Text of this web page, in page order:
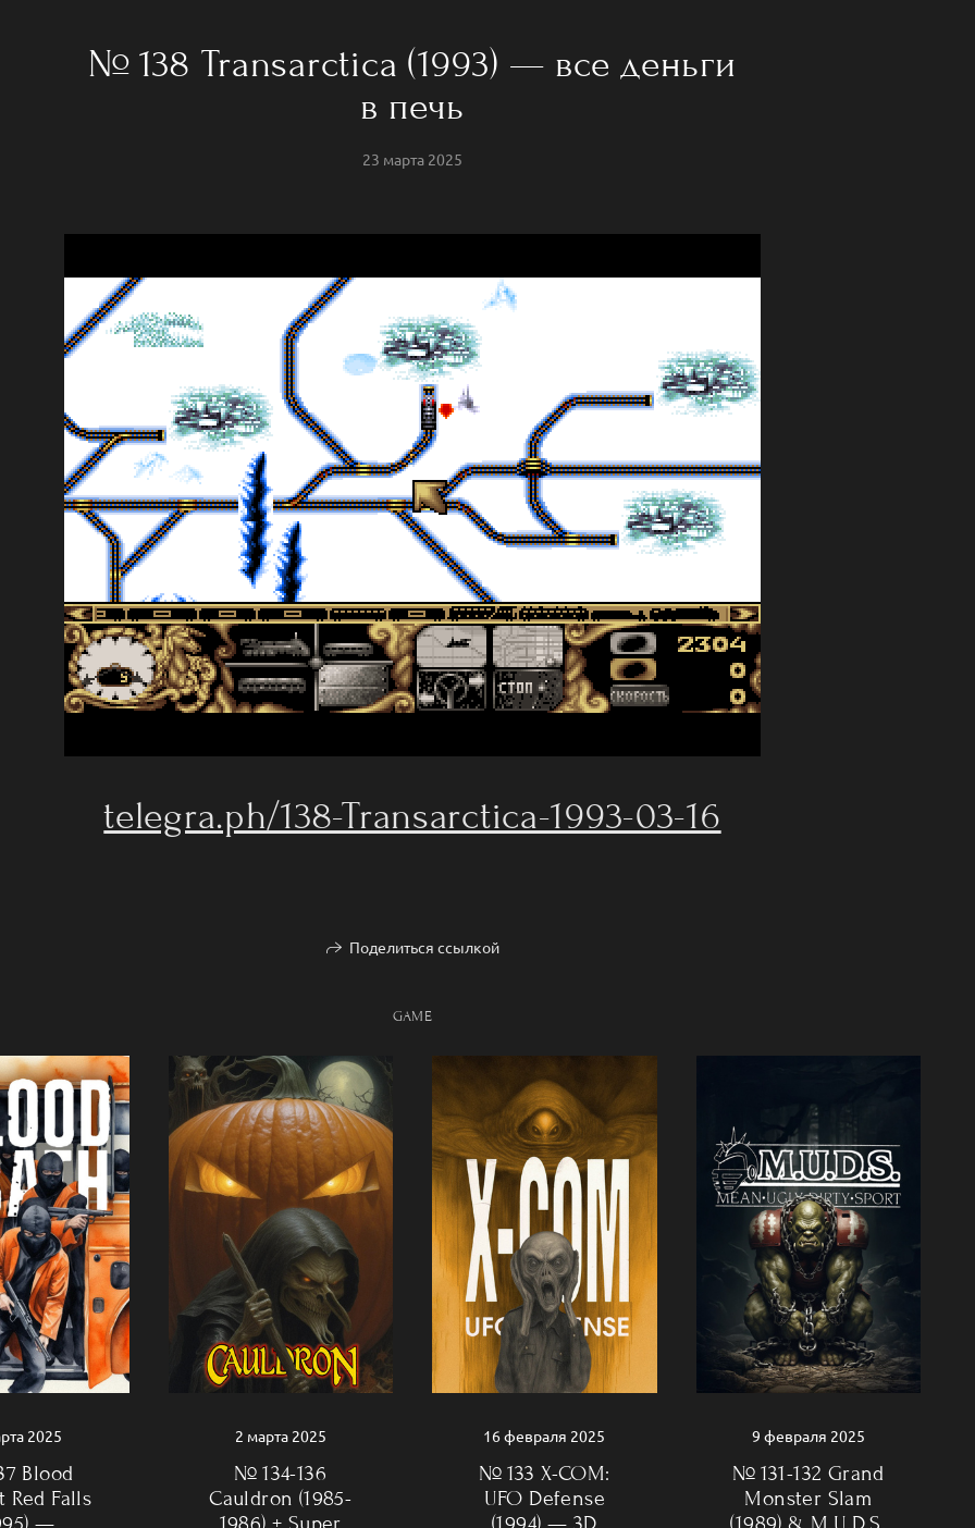
№ 138 Transarctica (1993) — все деньги
в печь
23 марта 2025
telegra.ph/138-Transarctica-1993-03-16
Поделиться ссылкой
GAME
2025
Blood
Red Falls
—
2 марта 2025
№ 134-136
Cauldron (1985-
1986) + Super
16 февраля 2025
№ 133 X-COM:
UFO Defense
(1994) — 3D
9 февраля 2025
№ 131-132 Grand
Monster Slam
(1989) & M.U.D.S.